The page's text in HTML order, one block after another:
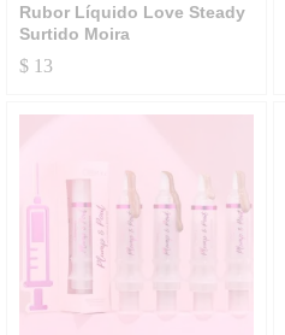
Rubor Líquido Love Steady
Surtido Moira
$ 13